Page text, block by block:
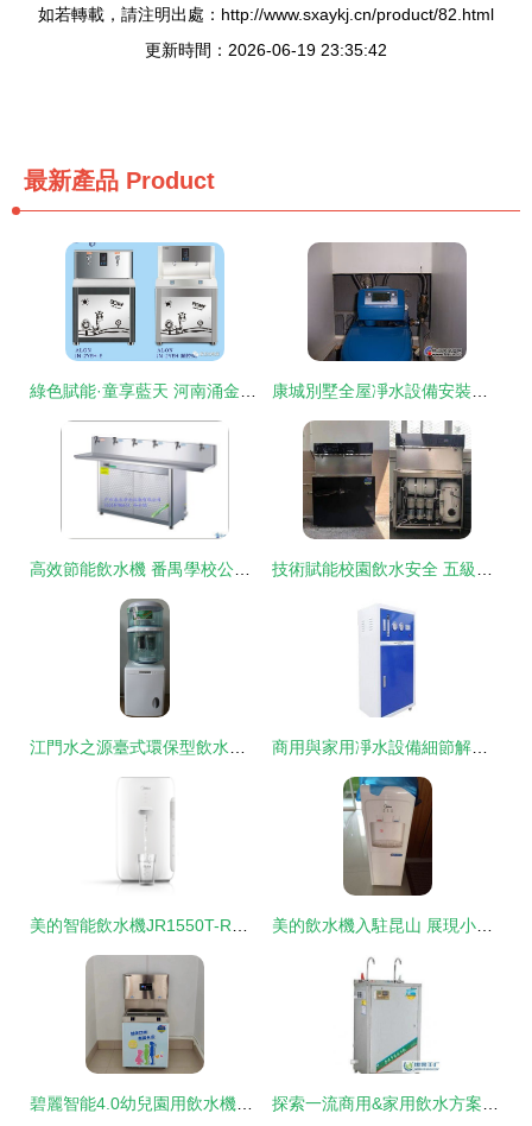
如若轉載，請注明出處：http://www.sxaykj.cn/product/82.html
更新時間：2026-06-19 23:35:42
最新產品 Product
綠色賦能·童享藍天 河南涌金環保科技攜手鄭州歐亞幼教展，守護樂園無毒生活 康城別墅全屋凈水設備安裝案例 構筑高品質水生活
高效節能飲水機 番禺學校公共飲水臺的理想選擇 技術賦能校園飲水安全 五級反滲透過濾系統引領市直學校直飲水機新升級
江門水之源臺式環保型飲水器 智能凈水新選擇 商用與家用凈水設備細節解析 如何選擇專業優質凈水機？
美的智能飲水機JR1550T-RO 凈水科技的優雅演繹 美的飲水機入駐昆山 展現小家電設備的高品質飲水關懷
碧麗智能4.0幼兒園用飲水機與污水處理設備的深度應用 探索一流商用&家用飲水方案 極致美味與水一碰，感知“滴水無言匠心現達”